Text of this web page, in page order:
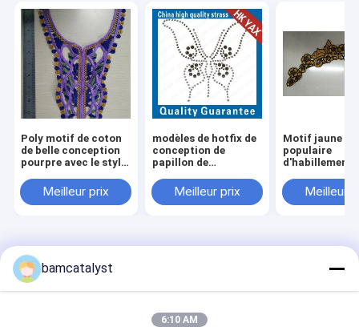
Poly motif de coton
de belle conception
pourpre avec le style
Meilleur prix
modèles de hotfix de
conception de
papillon de
le hotfix d'usine de
porcelaine modèle le
Meilleur prix
Motif jaune
populaire
d'habillement
des
blanches
Meilleur
nous
Accessories Online Market. All Rights Reserved. Developed by
ECER
bamcatalyst
6:10 AM